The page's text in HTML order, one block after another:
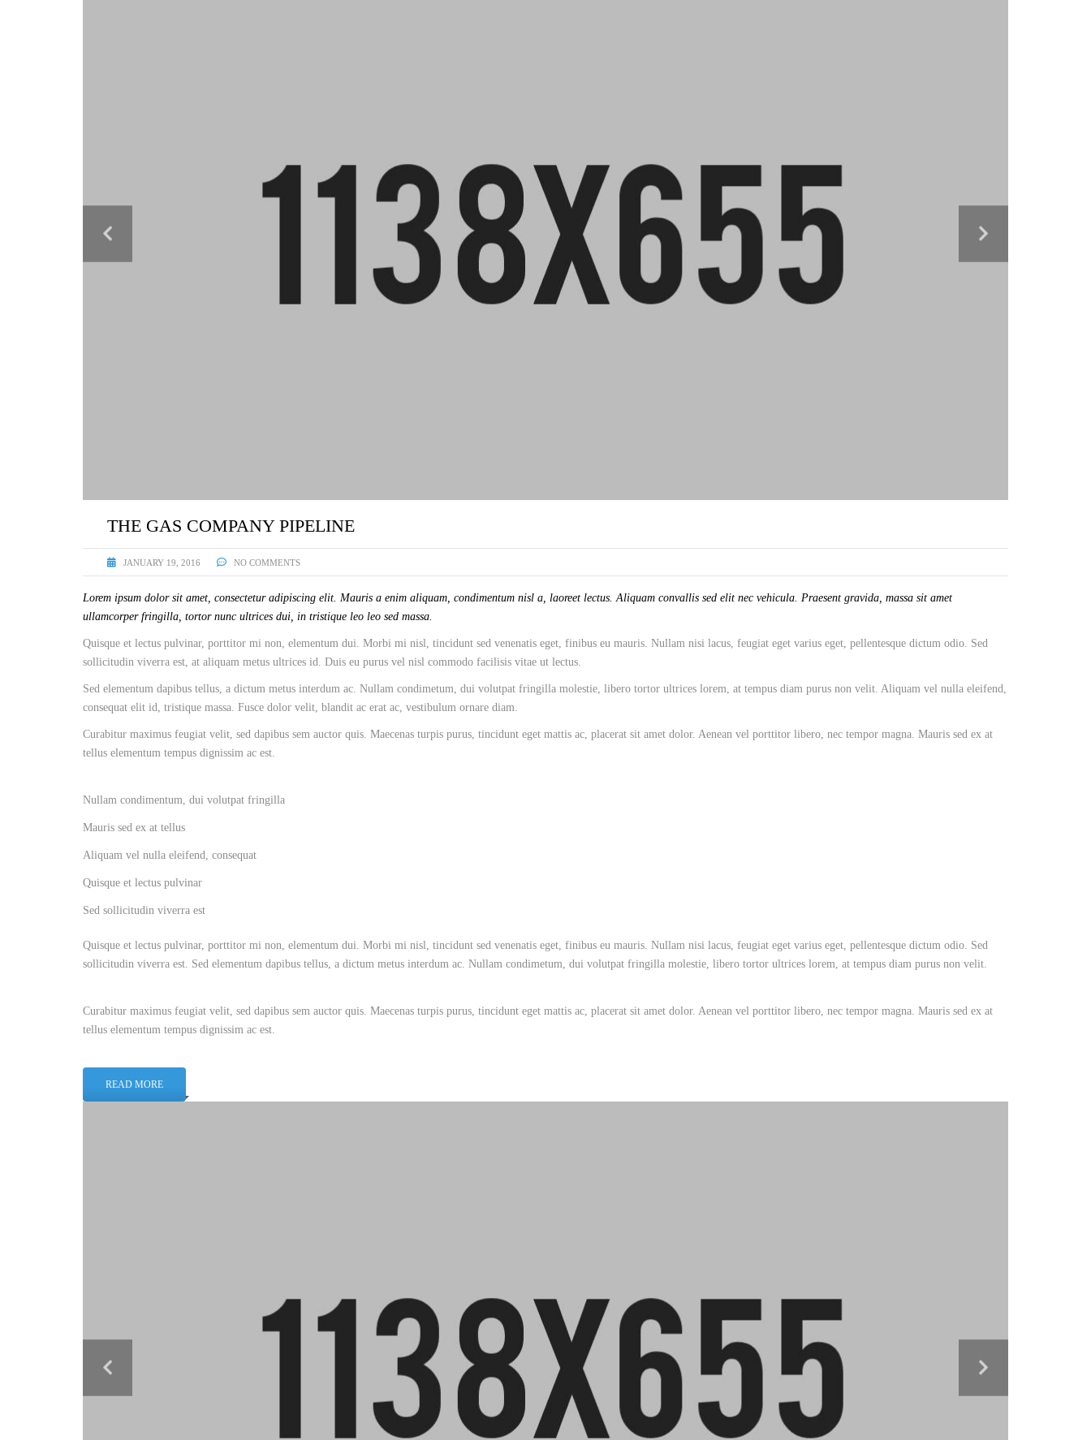
THE GAS COMPANY PIPELINE
JANUARY 19, 2016 NO COMMENTS
Lorem ipsum dolor sit amet, consectetur adipiscing elit. Mauris a enim aliquam, condimentum nisl a, laoreet lectus. Aliquam convallis sed elit nec vehicula. Praesent gravida, massa sit amet
ullamcorper fringilla, tortor nunc ultrices dui, in tristique leo leo sed massa.
Quisque et lectus pulvinar, porttitor mi non, elementum dui. Morbi mi nisl, tincidunt sed venenatis eget, finibus eu mauris. Nullam nisi lacus, feugiat eget varius eget, pellentesque dictum odio. Sed
sollicitudin viverra est, at aliquam metus ultrices id. Duis eu purus vel nisl commodo facilisis vitae ut lectus.
Sed elementum dapibus tellus, a dictum metus interdum ac. Nullam condimetum, dui volutpat fringilla molestie, libero tortor ultrices lorem, at tempus diam purus non velit. Aliquam vel nulla eleifend,
consequat elit id, tristique massa. Fusce dolor velit, blandit ac erat ac, vestibulum ornare diam.
Curabitur maximus feugiat velit, sed dapibus sem auctor quis. Maecenas turpis purus, tincidunt eget mattis ac, placerat sit amet dolor. Aenean vel porttitor libero, nec tempor magna. Mauris sed ex at
tellus elementum tempus dignissim ac est.
Nullam condimentum, dui volutpat fringilla
Mauris sed ex at tellus
Aliquam vel nulla eleifend, consequat
Quisque et lectus pulvinar
Sed sollicitudin viverra est
Quisque et lectus pulvinar, porttitor mi non, elementum dui. Morbi mi nisl, tincidunt sed venenatis eget, finibus eu mauris. Nullam nisi lacus, feugiat eget varius eget, pellentesque dictum odio. Sed
sollicitudin viverra est. Sed elementum dapibus tellus, a dictum metus interdum ac. Nullam condimetum, dui volutpat fringilla molestie, libero tortor ultrices lorem, at tempus diam purus non velit.
Curabitur maximus feugiat velit, sed dapibus sem auctor quis. Maecenas turpis purus, tincidunt eget mattis ac, placerat sit amet dolor. Aenean vel porttitor libero, nec tempor magna. Mauris sed ex at
tellus elementum tempus dignissim ac est.
READ MORE